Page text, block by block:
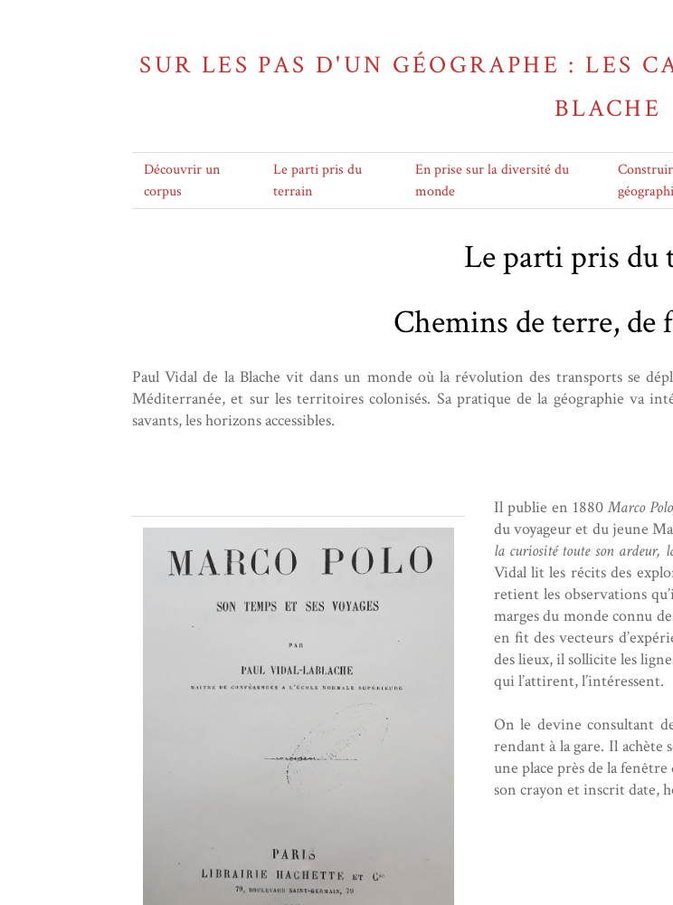
SUR LES PAS D'UN GÉOGRAPHE : LES
BLACHE
Découvrir un
corpus
Le parti pris du
terrain
En prise sur la diversité du
monde
Le parti pris du
Chemins de terre, de
Paul Vidal de la Blache vit dans un monde où la révolution des transports se
Méditerranée, et sur les territoires colonisés. Sa pratique de la géographie va
savants, les horizons accessibles.
Il publie en 1880Marco
du voyageur et du jeune
la curiosité toute son ardeur,
Vidal lit les récits des
retient les observations
marges du monde connu
en fit des vecteurs
des lieux, il sollicite les
qui l’attirent, l’intéressent.
On le devine consultant
rendant à la gare. Il
une place près de la
son crayon et inscrit date,